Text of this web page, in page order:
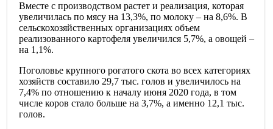
Вместе с производством растет и реализация, которая
увеличилась по мясу на 13,3%, по молоку – на 8,6%. В
сельскохозяйственных организациях объем
реализованного картофеля увеличился 5,7%, а овощей –
на 1,1%.
Поголовье крупного рогатого скота во всех категориях
хозяйств составило 29,7 тыс. голов и увеличилось на
7,4% по отношению к началу июня 2020 года, в том
числе коров стало больше на 3,7%, а именно 12,1 тыс.
голов.